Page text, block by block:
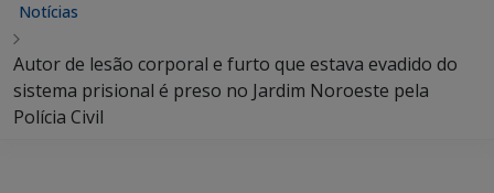
Notícias
Autor de lesão corporal e furto que estava evadido do
sistema prisional é preso no Jardim Noroeste pela
Polícia Civil